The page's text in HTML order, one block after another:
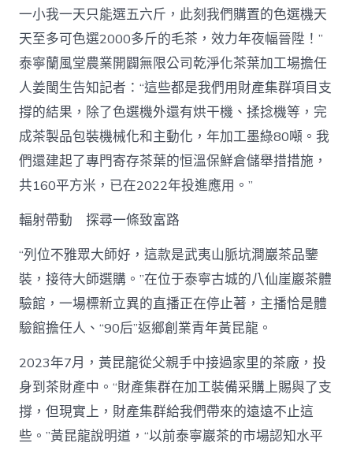
一小我一天只能選五六斤，此刻我們購置的色選機天
天至多可色選2000多斤的毛茶，效力年夜幅晉陞！”
泰寧蘭風堂農業開闢無限公司乾淨化茶葉加工場擔任
人姜閩生告知記者：“這些都是我們用財產集群項目支
撐的結果，除了色選機外還有烘干機、揉捻機等，完
成茶製品包裝機械化和主動化，年加工墨綠80噸。我
們還建起了專門寄存茶葉的恒溫保鮮倉儲舉措措施，
共160平方米，已在2022年投進應用。”
輻射帶動 探尋一條致富路
“列位不雅眾大師好，這款是武夷山脈坑澗巖茶品鑒
裝，接待大師選購。”在位于泰寧古城的八仙崖巖茶體
驗館，一場標新立異的直播正在停止著，主播恰是體
驗館擔任人、“90后”返鄉創業青年黃昆龍。
2023年7月，黃昆龍從父親手中接過家里的茶廠，投
身到茶財產中。“財產集群在加工裝備采購上賜與了支
撐，但現實上，財產集群給我們帶來的遠遠不止這
些。”黃昆龍說明道，“以前泰寧巖茶的市場認知水平